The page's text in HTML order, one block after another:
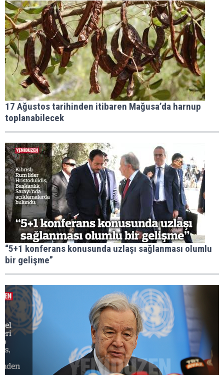
17 Ağustos tarihinden itibaren Mağusa’da harnup
toplanabilecek
“5+1 konferans konusunda uzlaşı sağlanması olumlu
bir gelişme”